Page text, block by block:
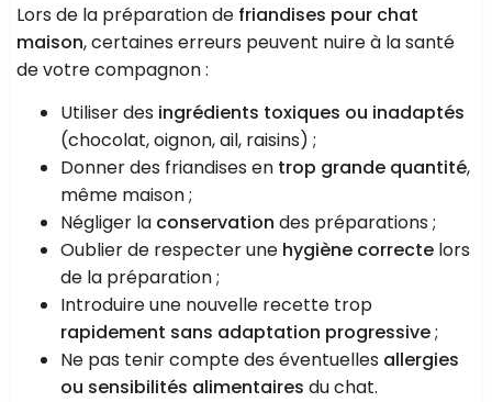
Lors de la préparation de friandises pour chat
maison, certaines erreurs peuvent nuire à la santé
de votre compagnon :
Utiliser des ingrédients toxiques ou inadaptés
(chocolat, oignon, ail, raisins) ;
Donner des friandises en trop grande quantité,
même maison ;
Négliger la conservation des préparations ;
Oublier de respecter une hygiène correcte lors
de la préparation ;
Introduire une nouvelle recette trop
rapidement sans adaptation progressive;
Ne pas tenir compte des éventuelles allergies
ou sensibilités alimentaires du chat.